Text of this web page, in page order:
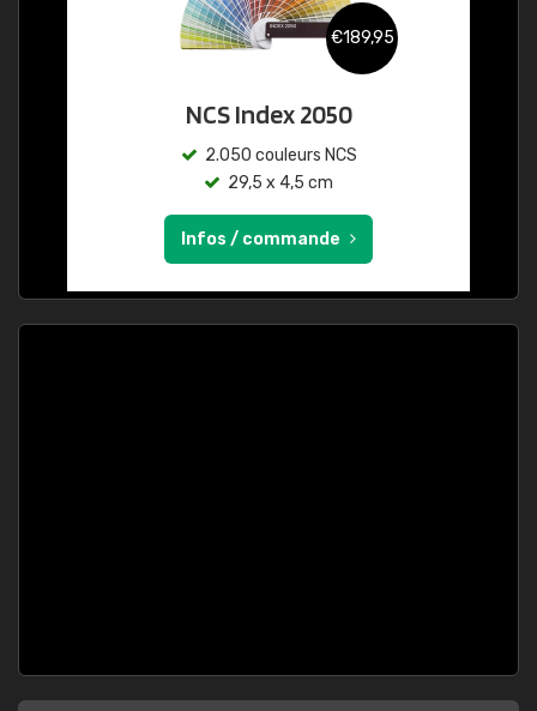
€189,95
NCS Index 2050
2.050 couleurs NCS
29,5 x 4,5 cm
Infos / commande